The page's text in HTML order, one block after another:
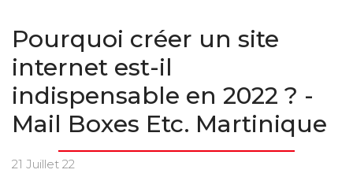
Pourquoi créer un site
internet est-il
indispensable en 2022 ? -
Mail Boxes Etc. Martinique
21 Juillet 22